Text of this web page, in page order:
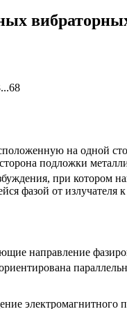
на одной
подложки
при котором
фазой от излучателя
направление
электромагнитного